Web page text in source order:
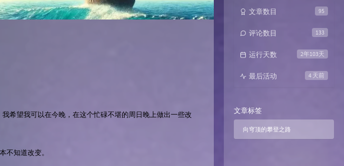
希望我可以在今晚，在这个忙碌不堪的周日晚上做出一些改
不知道改变。
95
文章数目
133
评论数目
2年103天
运行天数
4 天前
最后活动
文章标签
向穹顶的攀登之路